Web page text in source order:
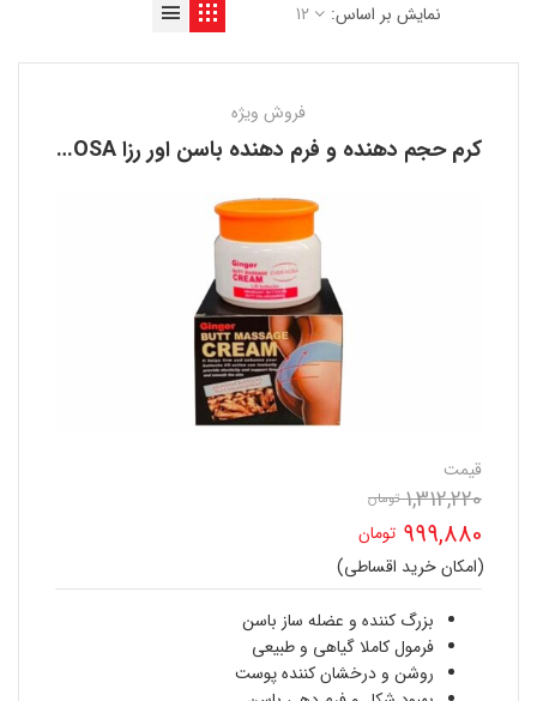
نمایش بر اساس:
12
فروش ویژه
کرم حجم دهنده و فرم دهنده باسن اور رزا EVER ROSA
قیمت
1,312,220 تومان
اصلی
1,312,220 تومان
بود.
999,880 تومان
قیمت
فعلی
999,880 تومان
(امکان خرید اقساطی)
بزرگ کننده و عضله ساز باسن
فرمول کاملا گیاهی و طبیعی
روشن و درخشان کننده پوست